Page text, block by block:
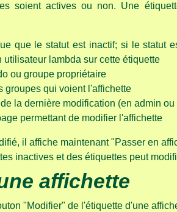
soient actives ou non. Une
que le statut est inactif; si le statut
lambda sur cette étiquette
ou groupe propriétaire
groupes qui voient l'affichette
la dernière modification (en admin
permettant de modifier l'affichette
il affiche maintenant "Passer en
inactives et des étiquettes peut
affichette
"Modifier" de l'étiquette d'une